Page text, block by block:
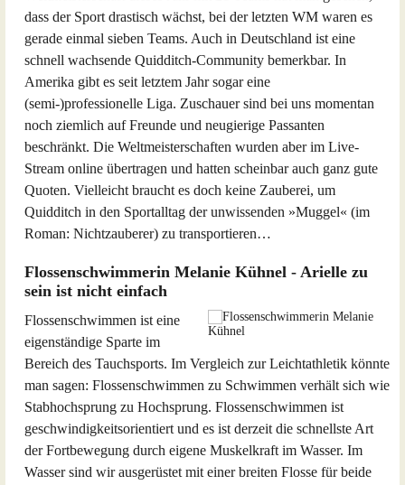
dass der Sport drastisch wächst, bei der letzten WM waren es
gerade einmal sieben Teams. Auch in Deutschland ist eine
schnell wachsende Quidditch-Community bemerkbar. In
Amerika gibt es seit letztem Jahr sogar eine
(semi-)professionelle Liga. Zuschauer sind bei uns momentan
noch ziemlich auf Freunde und neugierige Passanten
beschränkt. Die Weltmeisterschaften wurden aber im Live-
Stream online übertragen und hatten scheinbar auch ganz gute
Quoten. Vielleicht braucht es doch keine Zauberei, um
Quidditch in den Sportalltag der unwissenden »Muggel« (im
Roman: Nichtzauberer) zu transportieren…
Flossenschwimmerin Melanie Kühnel - Arielle zu
sein ist nicht einfach
Flossenschwimmen ist eine
eigenständige Sparte im
Bereich des Tauchsports. Im Vergleich zur Leichtathletik könnte
man sagen: Flossenschwimmen zu Schwimmen verhält sich wie
Stabhochsprung zu Hochsprung. Flossenschwimmen ist
geschwindigkeitsorientiert und es ist derzeit die schnellste Art
der Fortbewegung durch eigene Muskelkraft im Wasser. Im
Wasser sind wir ausgerüstet mit einer breiten Flosse für beide